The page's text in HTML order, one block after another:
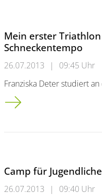
Mein erster
Schneckentempo
26.07.2013 |
09:45 Uhr
Franziska Deter studiert
Mein erster Triathlon (2):
Camp für
26.07.2013 | 09:40 Uhr